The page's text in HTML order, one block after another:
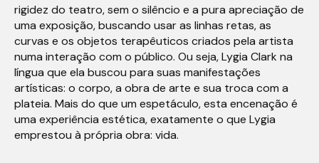
rigidez do teatro, sem o silêncio e a pura apreciação de
uma exposição, buscando usar as linhas retas, as
curvas e os objetos terapêuticos criados pela artista
numa interação com o público. Ou seja, Lygia Clark na
língua que ela buscou para suas manifestações
artísticas: o corpo, a obra de arte e sua troca com a
plateia. Mais do que um espetáculo, esta encenação é
uma experiência estética, exatamente o que Lygia
emprestou à própria obra: vida.